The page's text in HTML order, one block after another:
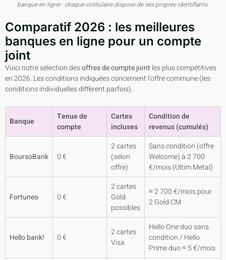
banque en ligne : chaque cotitulaire dispose de ses propres identifiants.
Comparatif 2026 : les meilleures
banques en ligne pour un compte
joint
Voici notre sélection desoffres de compte joint les plus compétitives
en 2026. Les conditions indiquées concernent l’offre commune (les
conditions individuelles diffèrent parfois).
Banque
Tenue de
compte
Cartes
incluses
Condition de
revenus (cumulés)
BoursoBank 0 €
2 cartes
(selon
offre)
Sans condition (offre
Welcome) à 2 700
€/mois (Ultim Metal)
Fortuneo 0 €
2 cartes
Gold
possibles
≈ 2 700 €/mois pour
2 Gold CM
Hello bank! 0 €
2 cartes
Visa
Hello One duo sans
condition / Hello
Prime duo ≈ 5 €/mois